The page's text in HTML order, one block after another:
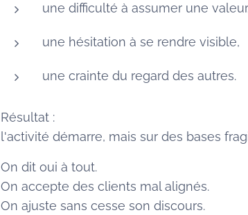
une difficulté à assumer une
une hésitation à se rendre visible,
une crainte du regard des autres.
Résultat :
l'activité démarre, mais sur des bases
On dit oui à tout.
On accepte des clients mal alignés.
On ajuste sans cesse son discours.